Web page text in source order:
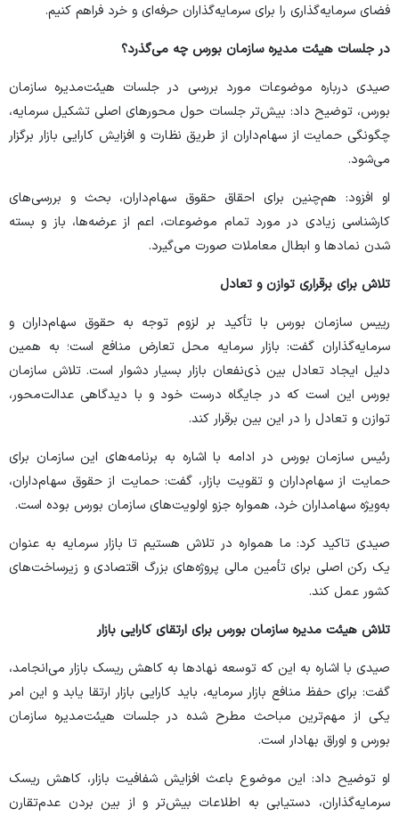
فضای سرمایه‌گذاری را برای سرمایه‌گذاران حرفه‌ای و خرد فراهم کنیم.
در جلسات هیئت مدیره سازمان بورس چه می‌گذرد؟
صیدی درباره موضوعات مورد بررسی در جلسات هیئت‌مدیره سازمان
بورس، توضیح داد: بیش‌تر جلسات حول محور‌های اصلی تشکیل سرمایه،
چگونگی حمایت از سهام‌داران از طریق نظارت و افزایش کارایی بازار برگزار
می‌شود.
او افزود: هم‌چنین برای احقاق حقوق سهام‌داران، بحث و بررسی‌های
کارشناسی زیادی در مورد تمام موضوعات، اعم از عرضه‌ها، باز و بسته
شدن نماد‌ها و ابطال معاملات صورت می‌گیرد.
تلاش برای برقراری توازن و تعادل
رییس سازمان بورس با تأکید بر لزوم توجه به حقوق سهام‌داران و
سرمایه‌گذاران گفت: بازار سرمایه محل تعارض منافع است؛ به همین
دلیل ایجاد تعادل بین ذی‌نفعان بازار بسیار دشوار است. تلاش سازمان
بورس این است که در جایگاه درست خود و با دیدگاهی عدالت‌محور،
توازن و تعادل را در این بین برقرار کند.
رئیس سازمان بورس در ادامه با اشاره به برنامه‌های این سازمان برای
حمایت از سهام‌داران و تقویت بازار، گفت: حمایت از حقوق سهام‌داران،
به‌ویژه سهامداران خرد، همواره جزو اولویت‌های سازمان بورس بوده است.
صیدی تاکید کرد: ما همواره در تلاش هستیم تا بازار سرمایه به عنوان
یک رکن اصلی برای تأمین مالی پروژه‌های بزرگ اقتصادی و زیرساخت‌های
کشور عمل کند.
تلاش هیئت مدیره سازمان بورس برای ارتقای کارایی بازار
صیدی با اشاره به این که توسعه نهاد‌ها به کاهش ریسک بازار می‌انجامد،
گفت: برای حفظ منافع بازار سرمایه، باید کارایی بازار ارتقا یابد و این امر
یکی از مهم‌ترین مباحث مطرح شده در جلسات هیئت‌مدیره سازمان
بورس و اوراق بهادار است.
او توضیح داد: این موضوع باعث افزایش شفافیت بازار، کاهش ریسک
سرمایه‌گذاران، دستیابی به اطلاعات بیش‌تر و از بین بردن عدم‌تقارن